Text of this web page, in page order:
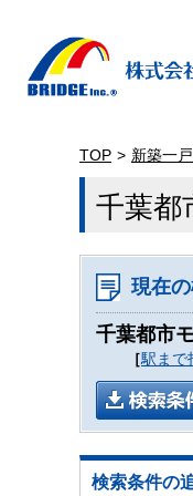
TOP 新築一
千葉都
現在
千葉都市
［駅まで
検索条件の